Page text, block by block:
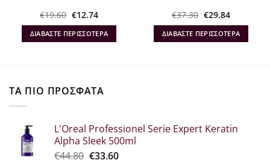
€19.60 Original
price
was:
€19.60.
€12.74Η
τρέχουσα
τιμή
είναι:
€12.74.
ΔΙΑΒΆΣΤΕ ΠΕΡΙΣΣΌΤΕΡΑ
€37.30 Original
price
was:
€37.30.
€29.84Η
τρέχουσα
τιμή
είναι:
€29.84.
ΔΙΑΒΆΣΤΕ ΠΕΡΙΣΣΌΤΕΡΑ
ΤΑ ΠΙΟ ΠΡΟΣΦΑΤΑ
L'Oreal Professionel Serie Expert Keratin
Alpha Sleek 500ml
€44.80 Original
€33.60Η